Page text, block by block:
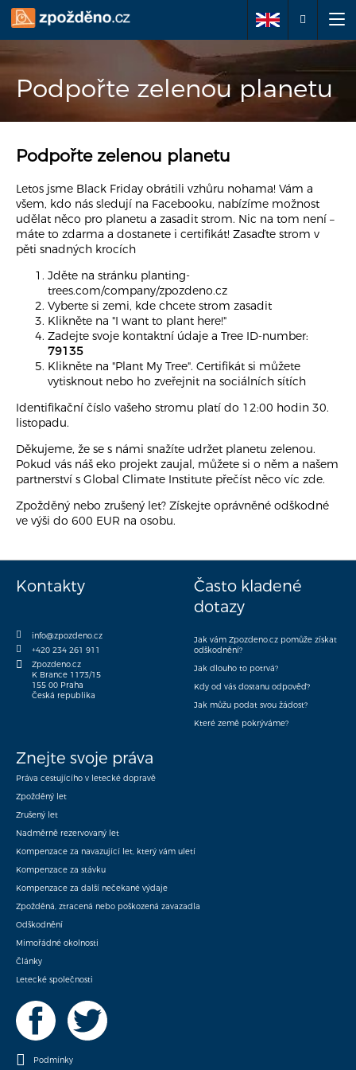
Podejte žádost o
reklamaci
O nás
Vaše práva
Často kladené dotazy
Články
Kontakty
+420 234 261 911
info@zpozdeno.cz
Podpořte zelenou planetu
Podpořte zelenou planetu
Letos jsme Black Friday obrátili vzhůru nohama! Vám a
všem, kdo nás sledují na Facebooku, nabízíme možnost
udělat něco pro planetu a zasadit strom. Nic na tom není –
máte to zdarma a dostanete i certifikát! Zasaďte strom v
pěti snadných krocích
Jděte na stránku planting-
trees.com/company/zpozdeno.cz
Vyberte si zemi, kde chcete strom zasadit
Klikněte na "I want to plant here!"
Zadejte svoje kontaktní údaje a Tree ID-number:
79135
Klikněte na "Plant My Tree". Certifikát si můžete
vytisknout nebo ho zveřejnit na sociálních sítích
Identifikační číslo vašeho stromu platí do 12:00 hodin 30.
listopadu.
Děkujeme, že se s námi snažíte udržet planetu zelenou.
Pokud vás náš eko projekt zaujal, můžete si o něm a našem
partnerství s Global Climate Institute přečíst něco víc zde.
Zpožděný nebo zrušený let? Získejte oprávněné odškodné
ve výši do 600 EUR na osobu.
Kontakty
Často kladené
dotazy
info@zpozdeno.cz
+420 234 261 911
Zpozdeno.cz
K Brance 1173/15
155 00 Praha
Česká republika
Jak vám Zpozdeno.cz pomůže získat
odškodnění?
Jak dlouho to potrvá?
Kdy od vás dostanu odpověď?
Jak můžu podat svou žádost?
Které země pokrýváme?
Znejte svoje práva
Práva cestujícího v letecké dopravě
Zpožděný let
Zrušený let
Nadměrně rezervovaný let
Kompenzace za navazující let, který vám uletí
Kompenzace za stávku
Kompenzace za další nečekané výdaje
Zpožděná, ztracená nebo poškozená zavazadla
Odškodnění
Mimořádné okolnosti
Články
Letecké společnosti
Podmínky